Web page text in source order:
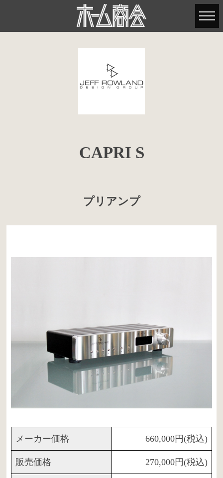
CAPRI S
プリアンプ
メーカー価格 660,000円(税込)
販売価格 270,000円(税込)